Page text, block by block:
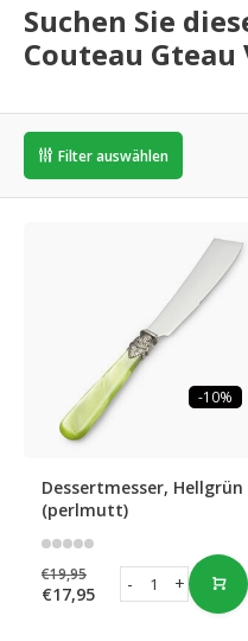
Suchen Sie
Couteau
Filter auswählen
-10%
Dessertmesser, Hellgrün
(perlmutt)
€19,95
€17,95 +
-